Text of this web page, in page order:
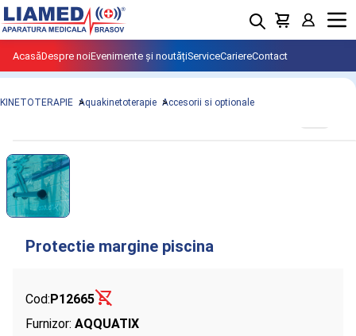
AcasăDespre noiEvenimente și noutățiServiceCariereContact
Menu
KINETOTERAPIE Aquakinetoterapie Accesorii si optionale
Cod:P12665
Furnizor: AQQUATIX